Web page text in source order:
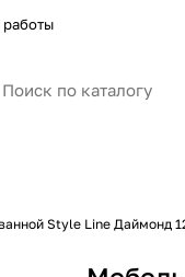
Style Line Даймонд